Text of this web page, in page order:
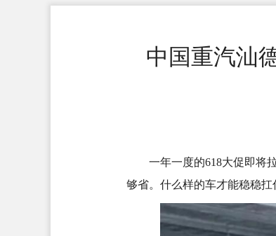
中国重汽汕
一年一度的618大促即将
够省。什么样的车才能稳稳